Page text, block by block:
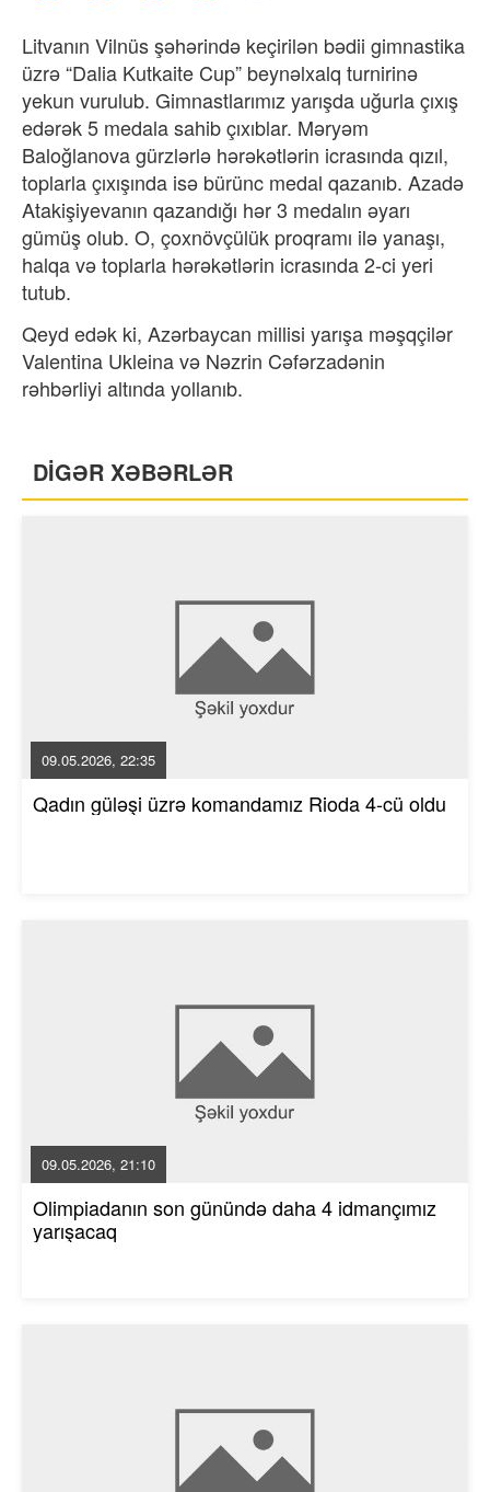
Litvanın Vilnüs şəhərində keçirilən bədii gimnastika
üzrə “Dalia Kutkaite Cup” beynəlxalq turnirinə
yekun vurulub. Gimnastlarımız yarışda uğurla çıxış
edərək 5 medala sahib çıxıblar. Məryəm
Baloğlanova gürzlərlə hərəkətlərin icrasında qızıl,
toplarla çıxışında isə bürünc medal qazanıb. Azadə
Atakişiyevanın qazandığı hər 3 medalın əyarı
gümüş olub. O, çoxnövçülük proqramı ilə yanaşı,
halqa və toplarla hərəkətlərin icrasında 2-ci yeri
tutub.
Qeyd edək ki, Azərbaycan millisi yarışa məşqçilər
Valentina Ukleina və Nəzrin Cəfərzadənin
rəhbərliyi altında yollanıb.
DİGƏR XƏBƏRLƏR
09.05.2026, 22:35
Qadın güləşi üzrə komandamız Rioda 4-cü oldu
09.05.2026, 21:10
Olimpiadanın son günündə daha 4 idmançımız
yarışacaq